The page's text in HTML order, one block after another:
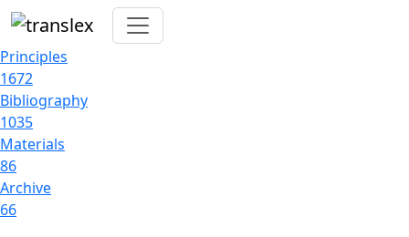
Principles
1672
Bibliography
1035
Materials
86
Archive
66